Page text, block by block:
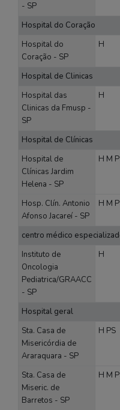
- SP
Hospital do Coração
Hospital do
Coração - SP
H
Hospital de Clinicas
Hospital das
Clinicas da Fmusp -
SP
H
Hospital de Clínicas
Hospital de
Clínicas Jardim
Helena - SP
H M
Hosp. Clín. Antonio
Afonso Jacareí - SP
H M
centro médico
Instituto de
Oncologia
Pediatrica/GRAACC
- SP
H
Hospital geral
Sta. Casa de
Misericórdia de
Araraquara - SP
H PS
Sta. Casa de
Miseric. de
Barretos - SP
H M